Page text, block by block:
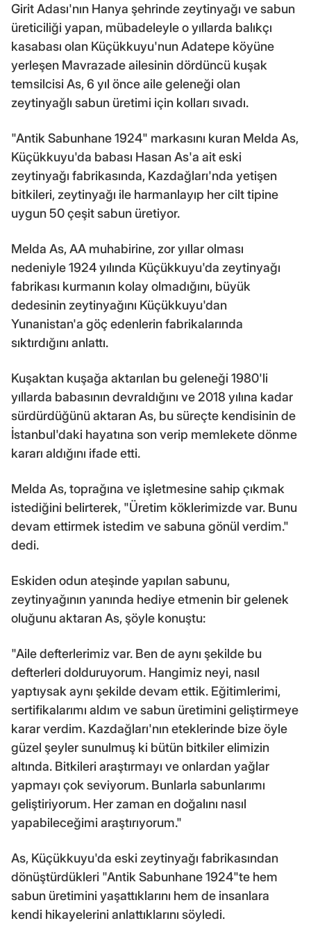
Girit Adası'nın Hanya şehrinde zeytinyağı ve sabun
üreticiliği yapan, mübadeleyle o yıllarda balıkçı
kasabası olan Küçükkuyu'nun Adatepe köyüne
yerleşen Mavrazade ailesinin dördüncü kuşak
temsilcisi As, 6 yıl önce aile geleneği olan
zeytinyağlı sabun üretimi için kolları sıvadı.
"Antik Sabunhane 1924" markasını kuran Melda As,
Küçükkuyu'da babası Hasan As'a ait eski
zeytinyağı fabrikasında, Kazdağları'nda yetişen
bitkileri, zeytinyağı ile harmanlayıp her cilt tipine
uygun 50 çeşit sabun üretiyor.
Melda As, AA muhabirine, zor yıllar olması
nedeniyle 1924 yılında Küçükkuyu'da zeytinyağı
fabrikası kurmanın kolay olmadığını, büyük
dedesinin zeytinyağını Küçükkuyu'dan
Yunanistan'a göç edenlerin fabrikalarında
sıktırdığını anlattı.
Kuşaktan kuşağa aktarılan bu geleneği 1980'li
yıllarda babasının devraldığını ve 2018 yılına kadar
sürdürdüğünü aktaran As, bu süreçte kendisinin de
İstanbul'daki hayatına son verip memlekete dönme
kararı aldığını ifade etti.
Melda As, toprağına ve işletmesine sahip çıkmak
istediğini belirterek, "Üretim köklerimizde var. Bunu
devam ettirmek istedim ve sabuna gönül verdim."
dedi.
Eskiden odun ateşinde yapılan sabunu,
zeytinyağının yanında hediye etmenin bir gelenek
oluğunu aktaran As, şöyle konuştu:
"Aile defterlerimiz var. Ben de aynı şekilde bu
defterleri dolduruyorum. Hangimiz neyi, nasıl
yaptıysak aynı şekilde devam ettik. Eğitimlerimi,
sertifikalarımı aldım ve sabun üretimini geliştirmeye
karar verdim. Kazdağları'nın eteklerinde bize öyle
güzel şeyler sunulmuş ki bütün bitkiler elimizin
altında. Bitkileri araştırmayı ve onlardan yağlar
yapmayı çok seviyorum. Bunlarla sabunlarımı
geliştiriyorum. Her zaman en doğalını nasıl
yapabileceğimi araştırıyorum."
As, Küçükkuyu'da eski zeytinyağı fabrikasından
dönüştürdükleri "Antik Sabunhane 1924"te hem
sabun üretimini yaşattıklarını hem de insanlara
kendi hikayelerini anlattıklarını söyledi.